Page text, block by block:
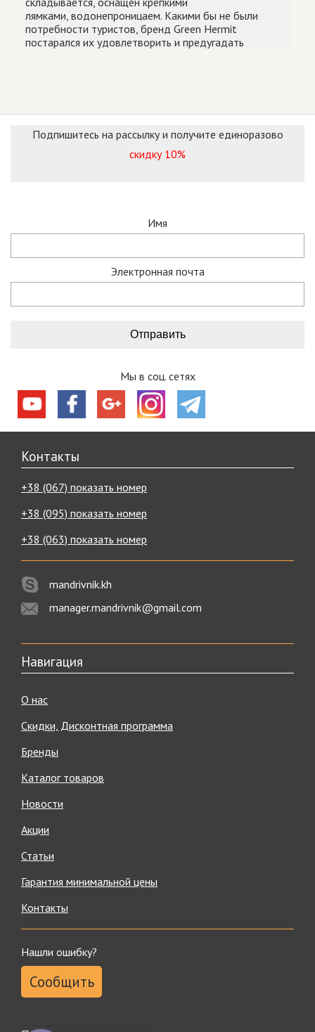
лямками, водонепроницаем. Какими бы не были
потребности туристов, бренд Green Hermit
постарался их удовлетворить и предугадать
Подпишитесь на рассылку и получите единоразово
скидку 10%
Имя
Электронная почта
Мы в соц. сетях
Контакты
+38 (067) показать номер
+38 (095) показать номер
+38 (063) показать номер
mandrivnik.kh
manager.mandrivnik@gmail.com
Навигация
О нас
Скидки, Дисконтная программа
Бренды
Каталог товаров
Новости
Акции
Статьи
Гарантия минимальной цены
Контакты
Нашли ошибку?
Сообщить